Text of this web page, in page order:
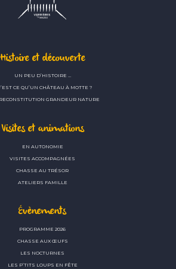
Histoire et découverte
UN PEU D’HISTOIRE …
CE QU’UN CHÂTEAU À MOTTE ?
GRANDEUR NATURE
Visites et animations
EN AUTONOMIE
VISITES ACCOMPAGNÉES
CHASSE AU TRÉSOR
ATELIERS FAMILLE
Évènements
PROGRAMME 2026
CHASSE AUX ŒUFS
LES NOCTURNES
LES P’TITS LOUPS EN FÊTE